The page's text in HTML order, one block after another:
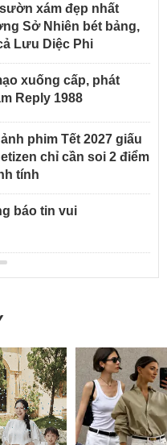
xám đẹp nhất
Sở Nhiên bét bảng,
Lưu Diệc Phi
xuống cấp, phát
Reply 1988
phim Tết 2027 giấu
chỉ cần soi 2 điểm
tính
báo tin vui